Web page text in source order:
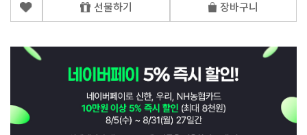
선물하기 장바구니